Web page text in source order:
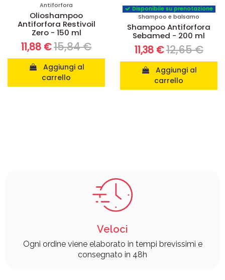
Antiforfora
Olioshampoo
Antiforfora Restivoil
Zero - 150 ml
11,88 €15,84 €
carrello
Disponibile su prenotazione
Shampoo e balsamo
Shampoo Antiforfora
Sebamed - 200 ml
11,38 €12,65 €
carrello
Veloci
Ogni ordine viene elaborato in tempi brevissimi e
consegnato in 48h